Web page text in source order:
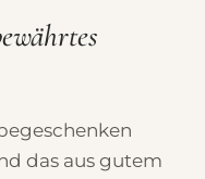
das aus gutem